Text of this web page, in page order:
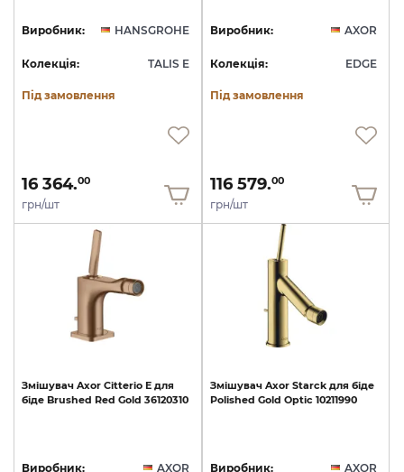
Виробник: HANSGROHE
Колекція: TALIS E
Під замовлення
16 364.00
грн/шт
Виробник: AXOR
Колекція: EDGE
Під замовлення
116 579.00
грн/шт
Змішувач Axor Citterio E для
біде Brushed Red Gold 36120310
Виробник: AXOR
Змішувач Axor Starck для біде
Polished Gold Optic 10211990
Виробник: AXOR